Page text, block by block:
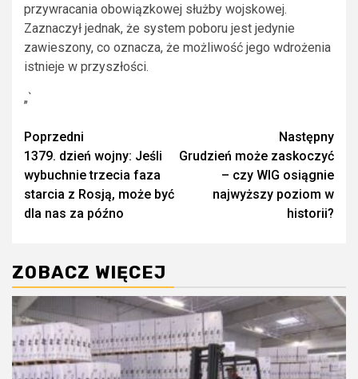
przywracania obowiązkowej służby wojskowej.
Zaznaczył jednak, że system poboru jest jedynie
zawieszony, co oznacza, że możliwość jego wdrożenia
istnieje w przyszłości.
„`
Zobacz
wpisy
Poprzedni
1379. dzień wojny: Jeśli
wybuchnie trzecia faza
starcia z Rosją, może być
dla nas za późno
Następny
Grudzień może zaskoczyć
– czy WIG osiągnie
najwyższy poziom w
historii?
ZOBACZ WIĘCEJ